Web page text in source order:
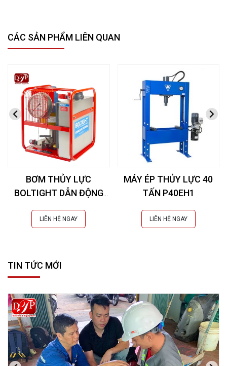
CÁC SẢN PHẨM LIÊN QUAN
BƠM THỦY LỰC
BOLTIGHT DẪN ĐỘNG
LIÊN HỆ NGAY
MÁY ÉP THỦY LỰC 40
TẤN P40EH1
LIÊN HỆ NGAY
TIN TỨC MỚI